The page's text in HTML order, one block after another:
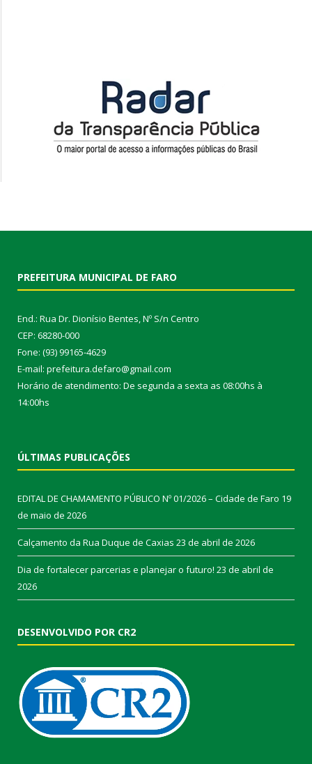
PREFEITURA MUNICIPAL DE FARO
End.: Rua Dr. Dionísio Bentes, Nº S/n Centro
CEP: 68280-000
Fone: (93) 99165-4629
E-mail: prefeitura.defaro@gmail.com
Horário de atendimento: De segunda a sexta as 08:00hs à
14:00hs
ÚLTIMAS PUBLICAÇÕES
EDITAL DE CHAMAMENTO PÚBLICO Nº 01/2026 – Cidade de Faro 19
de maio de 2026
Calçamento da Rua Duque de Caxias 23 de abril de 2026
Dia de fortalecer parcerias e planejar o futuro! 23 de abril de
2026
DESENVOLVIDO POR CR2